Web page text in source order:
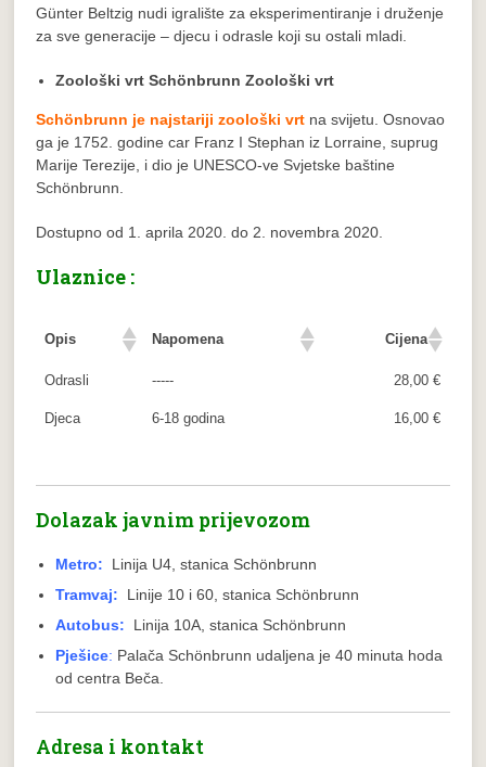
Günter Beltzig nudi igralište za eksperimentiranje i druženje
za sve generacije – djecu i odrasle koji su ostali mladi.
Zoološki vrt Schönbrunn Zoološki vrt
Schönbrunn je najstariji zoološki vrt na svijetu. Osnovao
ga je 1752. godine car Franz I Stephan iz Lorraine, suprug
Marije Terezije, i dio je UNESCO-ve Svjetske baštine
Schönbrunn.
Dostupno od 1. aprila 2020. do 2. novembra 2020.
Ulaznice :
Opis Napomena Cijena
Odrasli ----- 28,00 €
Djeca 6-18 godina 16,00 €
Dolazak javnim prijevozom
Metro: Linija U4, stanica Schönbrunn
Tramvaj:
Linije 10 i 60, stanica Schönbrunn
Autobus:
Linija 10A, stanica Schönbrunn
Pješice: Palača Schönbrunn udaljena je 40 minuta hoda
od centra Beča.
Adresa i kontakt